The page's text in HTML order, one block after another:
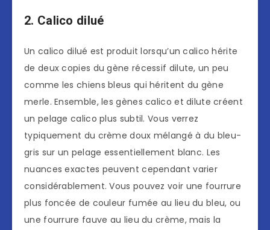
2. Calico dilué
Un calico dilué est produit lorsqu’un calico hérite
de deux copies du gène récessif dilute, un peu
comme les chiens bleus qui héritent du gène
merle. Ensemble, les gènes calico et dilute créent
un pelage calico plus subtil. Vous verrez
typiquement du crème doux mélangé à du bleu-
gris sur un pelage essentiellement blanc. Les
nuances exactes peuvent cependant varier
considérablement. Vous pouvez voir une fourrure
plus foncée de couleur fumée au lieu du bleu, ou
une fourrure fauve au lieu du crème, mais la